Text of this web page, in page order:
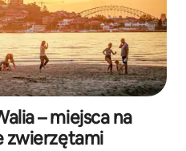
– miejsca na
zwierzętami